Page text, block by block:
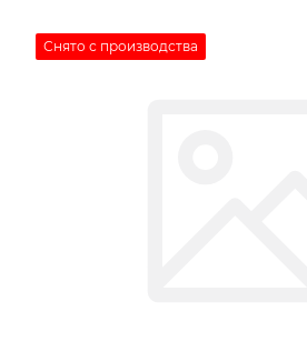
Снято с производства